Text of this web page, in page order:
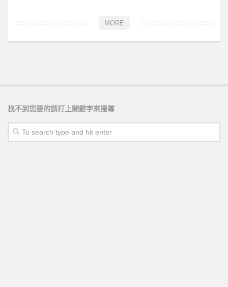
MORE
找不到您要的請打上關鍵字來搜尋